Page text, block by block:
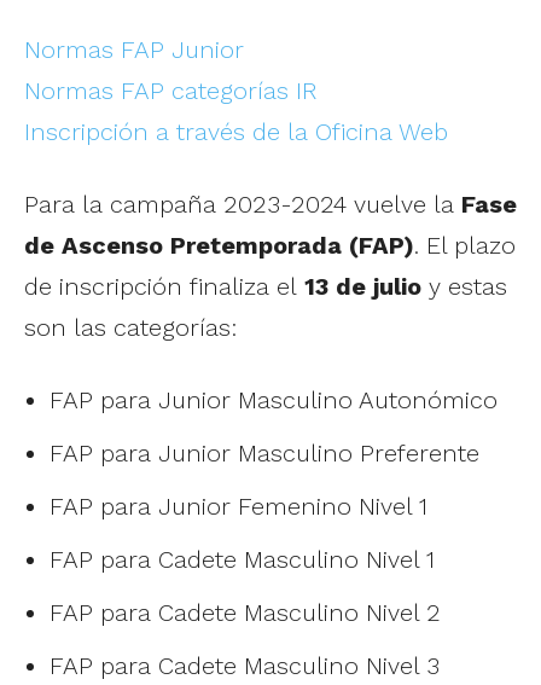
Normas FAP Junior
Normas FAP categorías IR
Inscripción a través de la Oficina Web
Para la campaña 2023-2024 vuelve la Fase
de Ascenso Pretemporada (FAP). El plazo
de inscripción finaliza el 13 de julio y estas
son las categorías:
FAP para Junior Masculino Autonómico
FAP para Junior Masculino Preferente
FAP para Junior Femenino Nivel 1
FAP para Cadete Masculino Nivel 1
FAP para Cadete Masculino Nivel 2
FAP para Cadete Masculino Nivel 3